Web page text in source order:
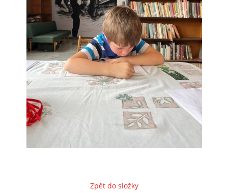
WEBOVÁ KAMERA
VIDEA Z DRONU
STREET ART
"KNIHOBUDKY"
ČASOSBĚRY - CHRÁŠŤANY
Zpět do složky